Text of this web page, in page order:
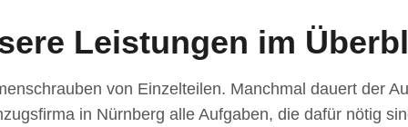
Leistungen im
von Einzelteilen. Manchmal dauert der
in Nürnberg alle Aufgaben, die dafür nötig